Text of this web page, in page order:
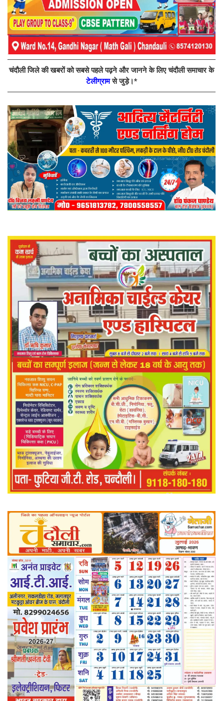
चंदौली जिले की खबरों को सबसे पहले पढ़ने और जानने के लिए चंदौली समाचार के
टेलीग्रामसे जुड़े।*